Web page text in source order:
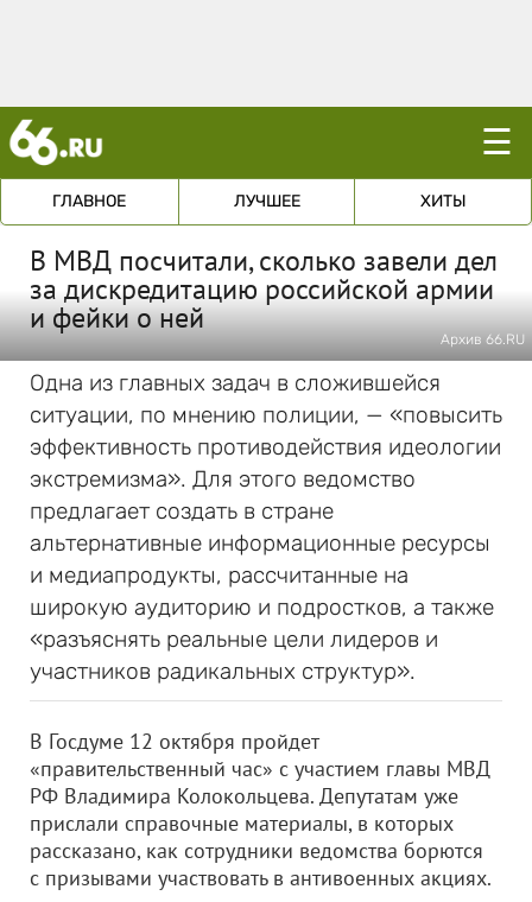
☰
ГЛАВНОЕ ЛУЧШЕЕ ХИТЫ
В МВД посчитали, сколько завели дел
за дискредитацию российской армии
и фейки о ней
Архив 66.RU
Одна из главных задач в сложившейся
ситуации, по мнению полиции, — «повысить
эффективность противодействия идеологии
экстремизма». Для этого ведомство
предлагает создать в стране
альтернативные информационные ресурсы
и медиапродукты, рассчитанные на
широкую аудиторию и подростков, а также
«разъяснять реальные цели лидеров и
участников радикальных структур».
В Госдуме 12 октября пройдет
«правительственный час» с участием главы МВД
РФ Владимира Колокольцева. Депутатам уже
прислали справочные материалы, в которых
рассказано, как сотрудники ведомства борются
с призывами участвовать в антивоенных акциях.